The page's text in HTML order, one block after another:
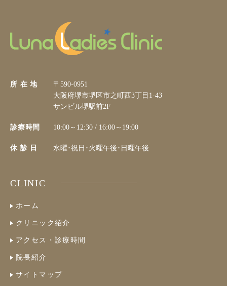
所 在 地
〒590-0951
大阪府堺市堺区市之町西3丁目1-43
サンビル堺駅前2F
診療時間 10:00～12:30 / 16:00～19:00
休 診 日 水曜･祝日･火曜午後･日曜午後
CLINIC
ホーム
クリニック紹介
アクセス・診療時間
院長紹介
サイトマップ